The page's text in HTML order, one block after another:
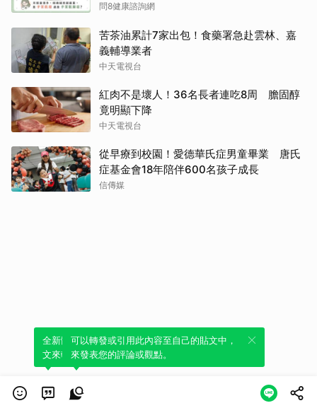
問8健康諮詢網
苦茶油累計7家出包！食藥署急赴雲林、嘉
義輔導業者
中天電視台
紅肉不是壞人！36名長者連吃8周 膽固醇
竟明顯下降
中天電視台
從早療到校園！愛德華氏症男童畢業 唐氏
症基金會18年陪伴600名孩子成長
信傳媒
全新體驗！一鍵引用此內容，透過發布貼
文來輕鬆表達個人立場。
可以轉發或引用此內容至自己的貼文中，
來發表您的評論或觀點。